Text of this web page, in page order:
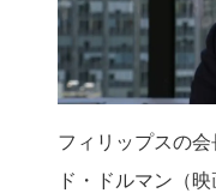
フィリップスの
ド・ドルマン（